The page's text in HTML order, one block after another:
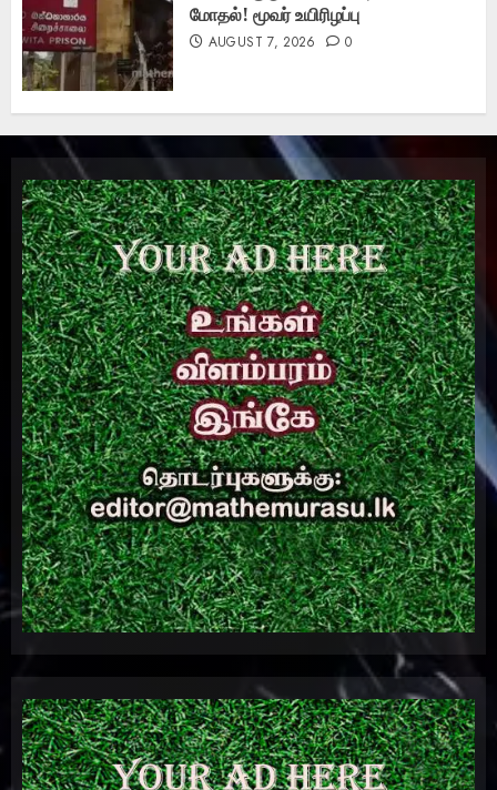
மோதல்! மூவர் உயிரிழப்பு
AUGUST 7, 2026 0